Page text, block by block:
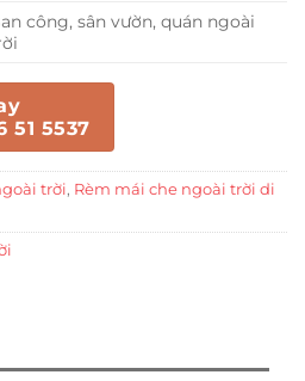
công, sân vườn, quán ngoài
51 5537
trời, Rèm mái che ngoài trời di